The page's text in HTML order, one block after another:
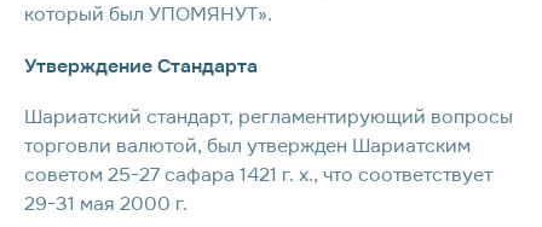
который был УПОМЯНУТ».
Утверждение Стандарта
Шариатский стандарт, регламентирующий вопросы
торговли валютой, был утвержден Шариатским
советом 25-27 сафара 1421 г. х., что соответствует
29-31 мая 2000 г.